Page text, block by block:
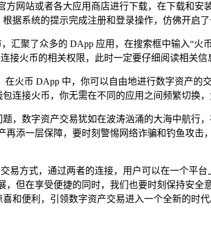
方网站或者各大应用商店进行下载，在下载和
据系统的提示完成注册和登录操作，仿佛开启
汇聚了众多的 DApp 应用，在搜索框中输入“
接火币的相关权限，此时一定要仔细阅读相关
火币 DApp 中，你可以自由地进行数字资产
连接火币，你无需在不同的应用之间频繁切换
，数字资产交易犹如在波涛汹涌的大海中航行
添一层保障，要时刻警惕网络诈骗和钓鱼攻
易方式，通过两者的连接，用户可以在一个平
但在享受便捷的同时，我们也要时刻保持安
和便利，引领数字资产交易进入一个全新的时代